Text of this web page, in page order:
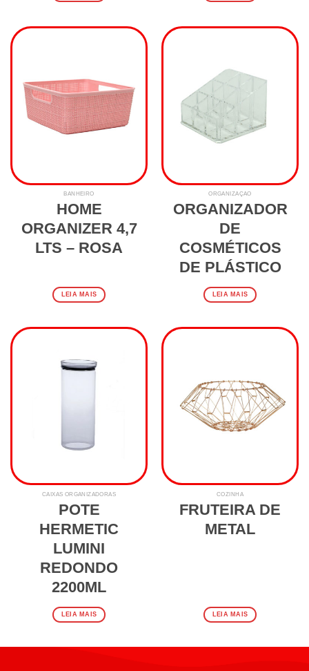
BANHEIRO
HOME
ORGANIZER 4,7
LTS – ROSA
LEIA MAIS
ORGANIZAÇÃO
ORGANIZADOR
DE
COSMÉTICOS
DE PLÁSTICO
LEIA MAIS
CAIXAS ORGANIZADORAS
POTE
HERMETIC
LUMINI
REDONDO
2200ML
LEIA MAIS
COZINHA
FRUTEIRA DE
METAL
LEIA MAIS